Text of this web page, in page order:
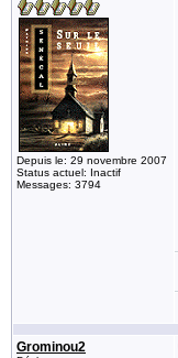
Depuis le: 29 novembre 2007
Status actuel: Inactif
Messages: 3794
Grominou2